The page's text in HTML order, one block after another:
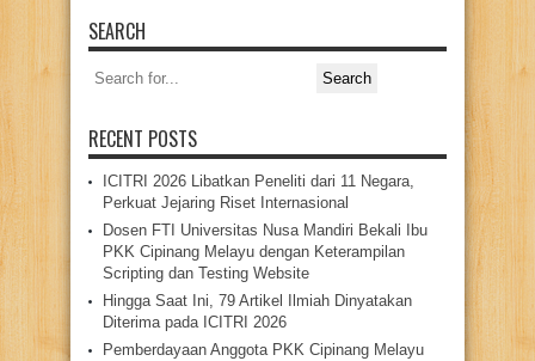
SEARCH
Search
for:
RECENT POSTS
ICITRI 2026 Libatkan Peneliti dari 11 Negara,
Perkuat Jejaring Riset Internasional
Dosen FTI Universitas Nusa Mandiri Bekali Ibu
PKK Cipinang Melayu dengan Keterampilan
Scripting dan Testing Website
Hingga Saat Ini, 79 Artikel Ilmiah Dinyatakan
Diterima pada ICITRI 2026
Pemberdayaan Anggota PKK Cipinang Melayu